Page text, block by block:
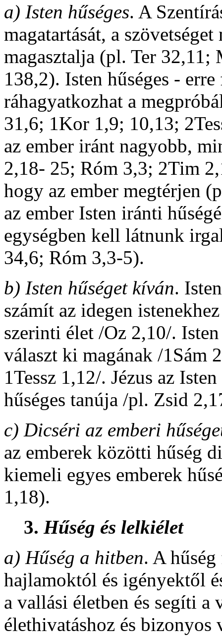
a) Isten hűséges. A
magatartását, a
magasztalja (pl. Ter
138,2). Isten hűséges -
ráhagyatkozhat a
31,6; 1Kor 1,9; 10,13;
az ember iránt nagyobb,
2,18- 25; Róm 3,3; 2Tim
hogy az ember megtérjen
az ember Isten iránti
egységben kell látnunk
34,6; Róm 3,3-5).
b) Isten hűséget kíván.
számít az idegen
szerinti élet /Oz 2,10/. Isten
választ ki magának /
1Tessz 1,12/. Jézus az
hűséges tanúja /pl. Zsid
c) Dicséri az emberi
az emberek közötti hűség
kiemeli egyes emberek
1,18).
3. Hűség és lelkiélet
a) Hűség a hitben. A
hajlamoktól és igényektől
a vallási életben és segíti a
élethivatáshoz és